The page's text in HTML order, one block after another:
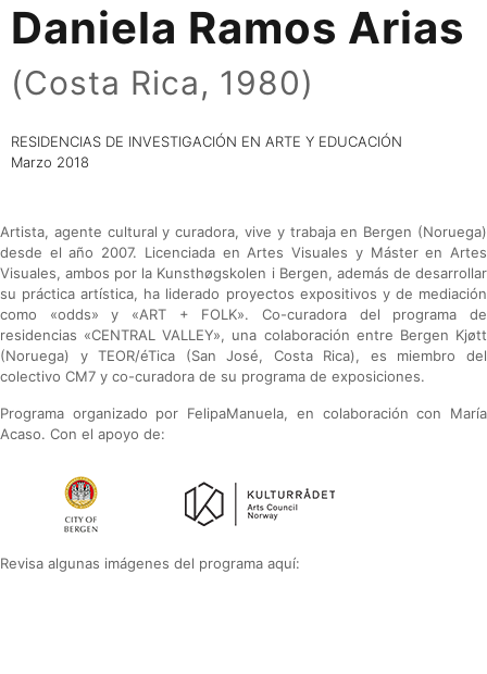
Daniela Ramos Arias
(Costa Rica, 1980)
RESIDENCIAS DE INVESTIGACIÓN EN ARTE Y EDUCACIÓN
Marzo 2018
Artista, agente cultural y curadora, vive y trabaja en Bergen (Noruega)
desde el año 2007. Licenciada en Artes Visuales y Máster en Artes
Visuales, ambos por la Kunsthøgskolen i Bergen, además de desarrollar
su práctica artística, ha liderado proyectos expositivos y de mediación
como «odds» y «ART + FOLK». Co-curadora del programa de
residencias «CENTRAL VALLEY», una colaboración entre Bergen Kjøtt
(Noruega) y TEOR/éTica (San José, Costa Rica), es miembro del
colectivo CM7 y co-curadora de su programa de exposiciones.
Programa organizado por FelipaManuela, en colaboración con María
Acaso. Con el apoyo de:
Revisa algunas imágenes del programa aquí: